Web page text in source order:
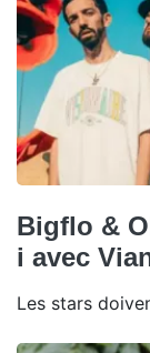
Bigflo &
i avec
Les stars